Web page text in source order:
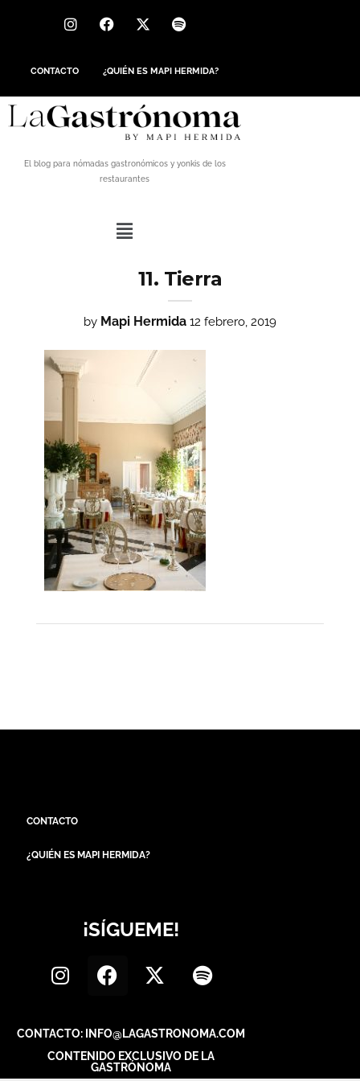
CONTACTO ¿QUIÉN ES MAPI HERMIDA?
El blog para nómadas gastronómicos y yonkis de los
restaurantes
11. Tierra
by Mapi Hermida 12 febrero, 2019
CONTACTO
¿QUIÉN ES MAPI HERMIDA?
¡SÍGUEME!
CONTACTO: INFO@LAGASTRONOMA.COM
CONTENIDO EXCLUSIVO DE LA
GASTRÓNOMA